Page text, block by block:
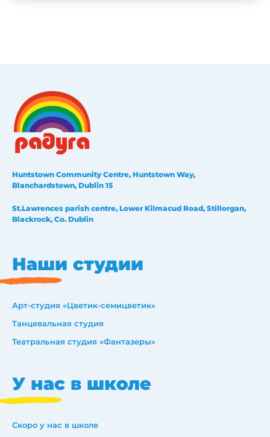
Huntstown Community Centre, Huntstown Way,
Blanchardstown, Dublin 15
St.Lawrences parish centre, Lower Kilmacud Road, Stillorgan,
Blackrock, Co. Dublin
Наши студии
Арт-студия «Цветик-семицветик»
Танцевальная студия
Театральная студия «Фантазеры»
У нас в школе
Скоро у нас в школе